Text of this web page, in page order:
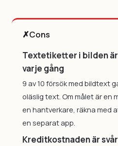
✗Cons
Textetiketter i bilden
varje gång
9 av 10 försök med bildtext
oläslig text. Om målet är en
en hantverkare, räkna med
en separat app.
Kreditkostnaden är